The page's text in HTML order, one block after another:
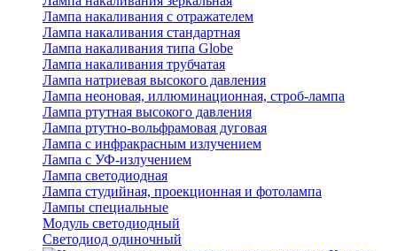
Лампа накаливания с отражателем
Лампа накаливания стандартная
Лампа накаливания типа Globe
Лампа накаливания трубчатая
Лампа натриевая высокого давления
Лампа неоновая, иллюминационная, строб-лампа
Лампа ртутная высокого давления
Лампа ртутно-вольфрамовая дуговая
Лампа с инфракрасным излучением
Лампа с УФ-излучением
Лампа светодиодная
Лампа студийная, проекционная и фотолампа
Лампы специальные
Модуль светодиодный
Светодиод одиночный